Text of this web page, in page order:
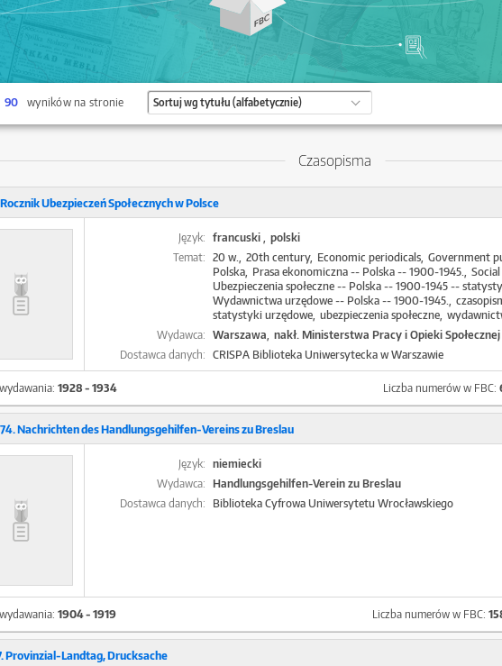
90 wyników na stronie
Czasopisma
Ubezpieczeń Społecznych w Polsce
Język: francuski
polski
Temat: 20 w. 20th century Economic periodicals Government
Polska Prasa ekonomiczna -- Polska -- 1900-1945.
Ubezpieczenia społeczne -- Polska -- 1900-1945 --
Wydawnictwa urzędowe -- Polska -- 1900-1945.
statystyki urzędowe ubezpieczenia społeczne
Wydawca: Warszawa nakł. Ministerstwa Pracy i Opieki Społecznej
Dostawca danych: CRISPA Biblioteka Uniwersytecka w Warszawie
1928 - 1934 Liczba numerów w FBC:
Nachrichten des Handlungsgehilfen-Vereins zu Breslau
Język: niemiecki
Wydawca:
Handlungsgehilfen-Verein zu Breslau
Dostawca danych:
Biblioteka Cyfrowa Uniwersytetu Wrocławskiego
1904 - 1919 Liczba numerów w FBC:
Provinzial-Landtag, Drucksache